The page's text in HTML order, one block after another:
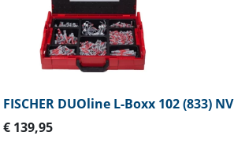
FISCHER DUOline L-Boxx 102 (833) NV
€ 139,95